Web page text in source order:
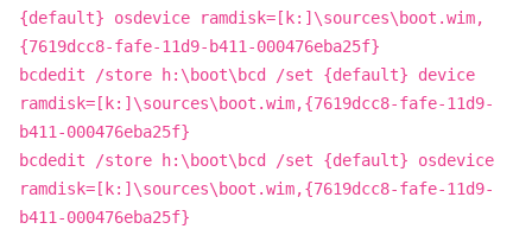
{default} osdevice ramdisk=[k:]\sources\boot.wim,
{7619dcc8-fafe-11d9-b411-000476eba25f}
bcdedit /store h:\boot\bcd /set {default} device
ramdisk=[k:]\sources\boot.wim,{7619dcc8-fafe-11d9-
b411-000476eba25f}
bcdedit /store h:\boot\bcd /set {default} osdevice
ramdisk=[k:]\sources\boot.wim,{7619dcc8-fafe-11d9-
b411-000476eba25f}